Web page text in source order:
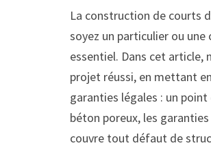
La construction de courts
soyez un particulier ou
essentiel. Dans cet article,
projet réussi, en mettant
garanties légales : un
béton poreux, les
couvre tout défaut de